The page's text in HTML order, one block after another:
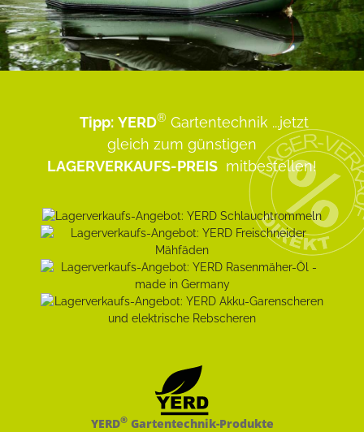
Tipp: YERD® Gartentechnik ...jetzt
gleich zum günstigen
LAGERVERKAUFS-PREIS mitbestellen!
YERD®Gartentechnik-Produkte